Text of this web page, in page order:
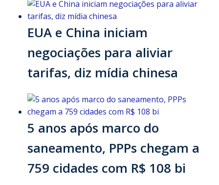
EUA e China iniciam
negociações para aliviar
tarifas, diz mídia chinesa
5 anos após marco do
saneamento, PPPs chegam a
759 cidades com R$ 108 bi